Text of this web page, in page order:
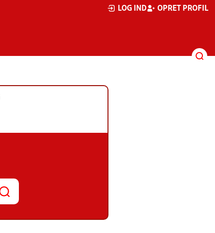
LOG IND OPRET PROFIL